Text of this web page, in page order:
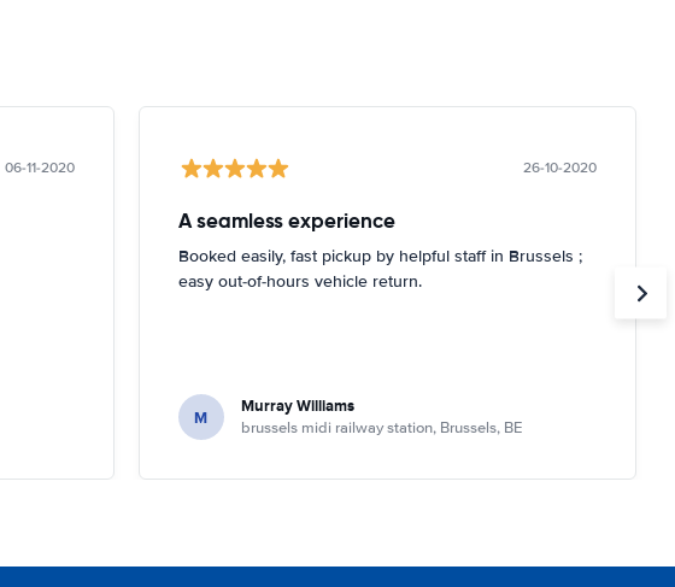
06-11-2020 26-10-2020
A seamless experience
Booked easily, fast pickup by helpful staff in Brussels ;
easy out-of-hours vehicle return.
M Murray Williams
brussels midi railway station, Brussels, BE